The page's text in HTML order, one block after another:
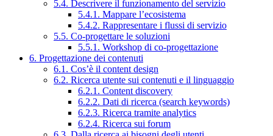
5.4. Descrivere il funzionamento del servizio
5.4.1. Mappare l’ecosistema
5.4.2. Rappresentare i flussi di servizio
5.5. Co-progettare le soluzioni
5.5.1. Workshop di co-progettazione
6. Progettazione dei contenuti
6.1. Cos’è il content design
6.2. Ricerca utente sui contenuti e il linguaggio
6.2.1. Content discovery
6.2.2. Dati di ricerca (search keywords)
6.2.3. Ricerca tramite analytics
6.2.4. Ricerca sui forum